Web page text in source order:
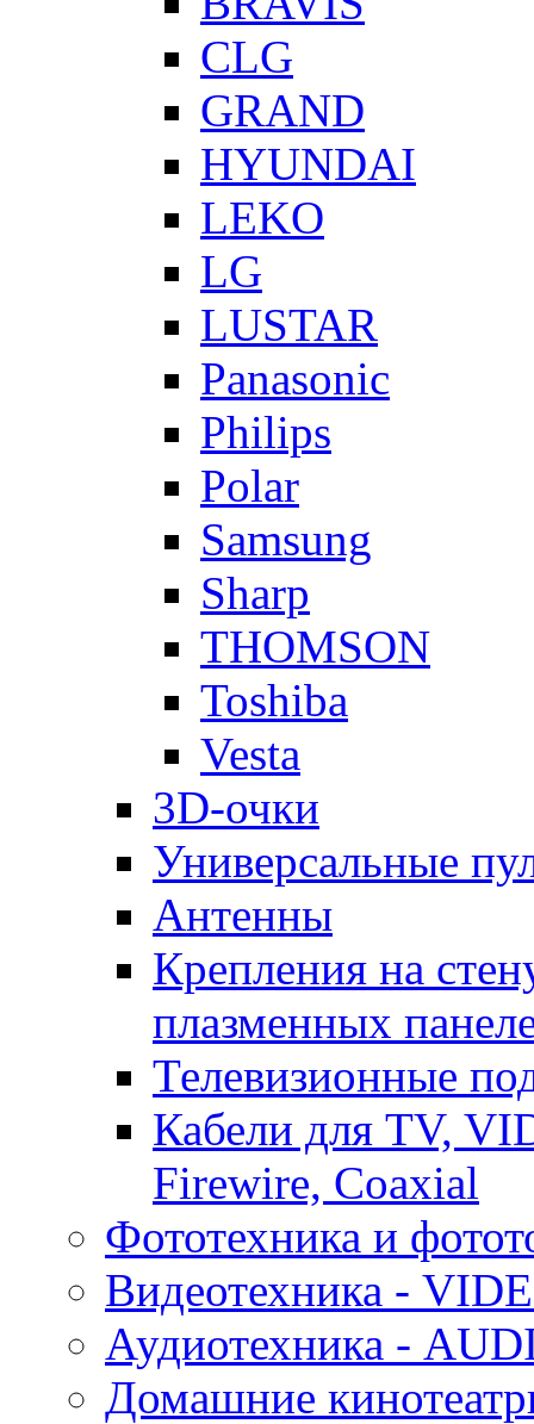
CLG
GRAND
HYUNDAI
LEKO
LG
LUSTAR
Panasonic
Philips
Polar
Samsung
Sharp
THOMSON
Toshiba
Vesta
3D-очки
Универсальные
Антенны
Крепления на
плазменных
Телевизионные
Кабели для TV,
Firewire, Coaxial
Фототехника и
Видеотехника -
Аудиотехника -
Домашние